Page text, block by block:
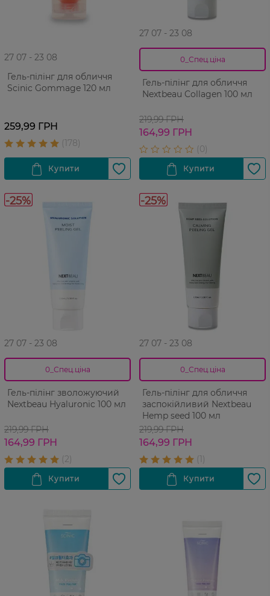
27 07 - 23 08
Гель-пілінг для обличчя
Scinic Gommage 120 мл
259,99 ГРН
27 07 - 23 08
0_Спец.ціна
Гель-пілінг для обличчя
Nextbeau Collagen 100 мл
219,99 ГРН
164,99 ГРН
-25%
27 07 - 23 08
0_Спец.ціна
Гель-пілінг зволожуючий
Nextbeau Hyaluronic 100 мл
219,99 ГРН
164,99 ГРН
-25%
27 07 - 23 08
0_Спец.ціна
Гель-пілінг для обличчя
заспокійливий Nextbeau
Hemp seed 100 мл
219,99 ГРН
164,99 ГРН